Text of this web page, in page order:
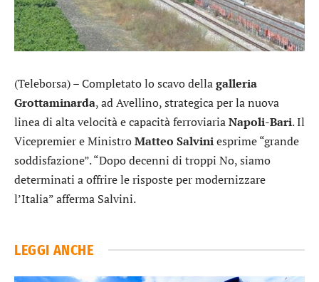
(Teleborsa) – Completato lo scavo dellagalleria
Grottaminarda, ad Avellino, strategica per la nuova
linea di alta velocità e capacità ferroviariaNapoli-Bari. Il
Vicepremier e MinistroMatteo Salviniesprime “grande
soddisfazione”. “Dopo decenni di troppi No, siamo
determinati a offrire le risposte per modernizzare
l’Italia” afferma Salvini.
LEGGI ANCHE